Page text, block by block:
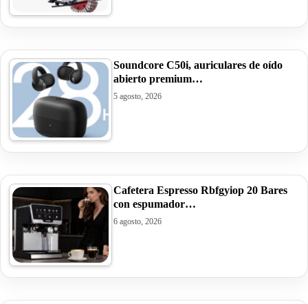
Soundcore C50i, auriculares de oído
abierto premium…
5 agosto, 2026
Cafetera Espresso Rbfgyiop 20 Bares
con espumador…
6 agosto, 2026